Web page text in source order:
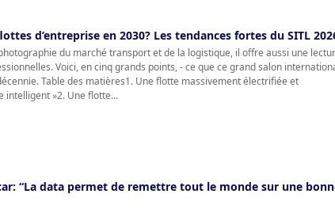
d’entreprise en 2030? Les tendances fortes du SITL
du marché transport et de la logistique, il offre aussi une
Voici, en cinq grands points, - ce que ce grand salon
Table des matières1. Une flotte massivement électrifiée et
intelligent »2. Une flotte...
“La data permet de remettre tout le monde sur une